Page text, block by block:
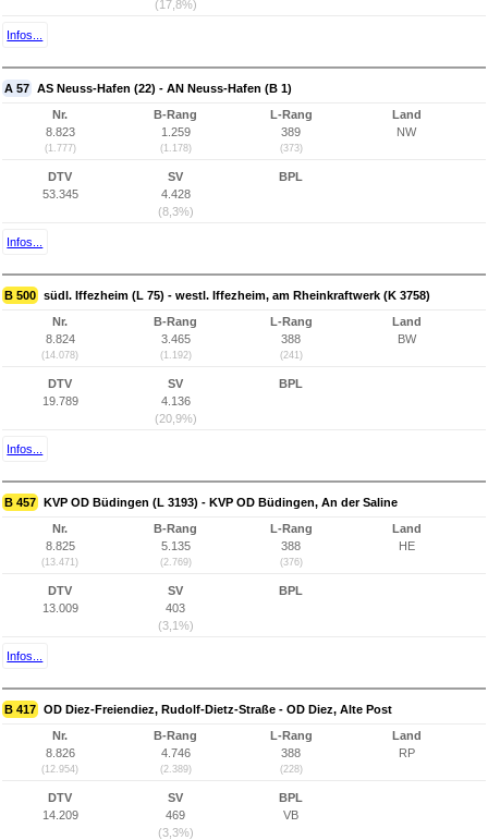
(17,8%)
Infos...
A 57 AS Neuss-Hafen (22) - AN Neuss-Hafen (B 1)
Nr.
8.823
(1.777)
B-Rang
1.259
(1.178)
L-Rang
389
(373)
Land
NW
DTV
53.345
SV
4.428
(8,3%)
BPL
Infos...
B 500 südl. Iffezheim (L 75) - westl. Iffezheim, am Rheinkraftwerk (K 3758)
Nr.
8.824
(14.078)
B-Rang
3.465
(1.192)
L-Rang
388
(241)
Land
BW
DTV
19.789
SV
4.136
(20,9%)
BPL
Infos...
B 457 KVP OD Büdingen (L 3193) - KVP OD Büdingen, An der Saline
Nr.
8.825
(13.471)
B-Rang
5.135
(2.769)
L-Rang
388
(376)
Land
HE
DTV
13.009
SV
403
(3,1%)
BPL
Infos...
B 417 OD Diez-Freiendiez, Rudolf-Dietz-Straße - OD Diez, Alte Post
Nr.
8.826
(12.954)
B-Rang
4.746
(2.389)
L-Rang
388
(228)
Land
RP
DTV
14.209
SV
469
(3,3%)
BPL
VB